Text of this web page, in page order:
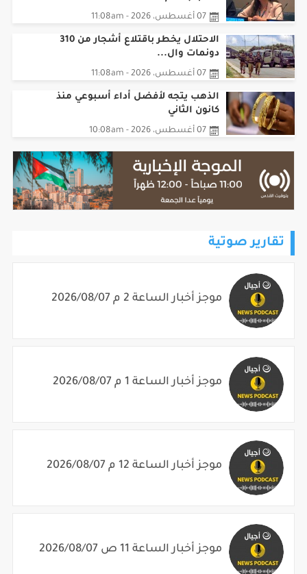
07 أغسطس، 2026 - 11:08am
الاحتلال يخطر باقتلاع أشجار من 310
دونمات وال...
07 أغسطس، 2026 - 11:08am
الذهب يتجه لأفضل أداء أسبوعي منذ
كانون الثاني
07 أغسطس، 2026 - 10:08am
تقارير صوتية
موجز أخبار الساعة 2 م 2026/08/07
موجز أخبار الساعة 1 م 2026/08/07
موجز أخبار الساعة 12 م 2026/08/07
موجز أخبار الساعة 11 ص 2026/08/07